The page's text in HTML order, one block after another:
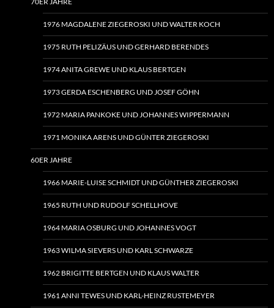
1976 MAGDALENE ZIEGEROSKI UND WALTER KOCH
1975 RUTH PELIZÄUS UND GERHARD BERENDES
1974 ANITA GREWE UND KLAUS BERTGEN
1973 GERDA ESCHENBERG UND JOSEF GÖHN
1972 MARIA PANKOKE UND JOHANNES WIPPERMANN
1971 MONIKA ARENS UND GÜNTER ZIEGEROSKI
60ER JAHRE
1966 MARIE-LUISE SCHMIDT UND GÜNTHER ZIEGEROSKI
1965 RUTH UND RUDOLF SCHELLHOVE
1964 MARIA OSBURG UND JOHANNES VOGT
1963 WILMA SIEVERS UND KARL SCHWARZE
1962 BRIGITTE BERTGEN UND KLAUS WALTER
1961 ANNI TEWES UND KARL-HEINZ RUSTEMEYER